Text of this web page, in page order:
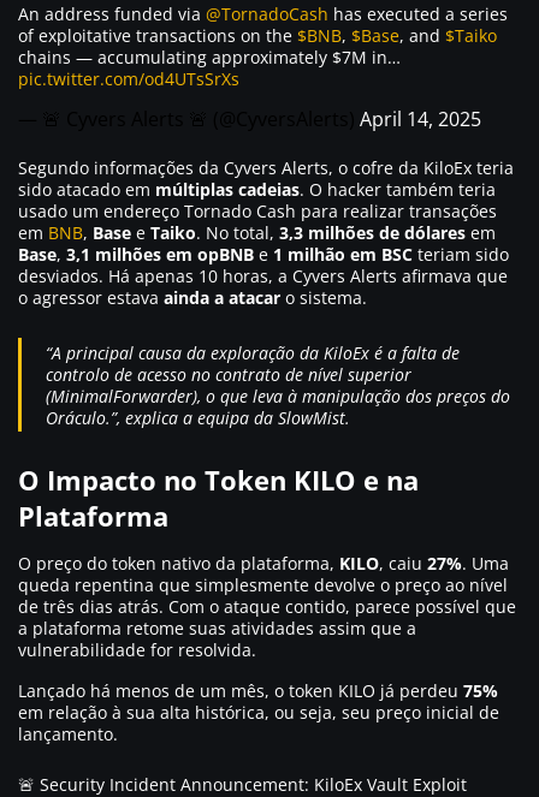
An address funded via @TornadoCash has executed a series
of exploitative transactions on the $BNB, $Base, and $Taiko
chains — accumulating approximately $7M in…
pic.twitter.com/od4UTsSrXs
April 14, 2025
Segundo informações da Cyvers Alerts, o cofre da KiloEx teria
sido atacado em múltiplas cadeias. O hacker também teria
usado um endereço Tornado Cash para realizar transações
em BNB, Base e Taiko. No total, 3,3 milhões de dólares em
Base, 3,1 milhões em opBNB e 1 milhão em BSC teriam sido
desviados. Há apenas 10 horas, a Cyvers Alerts afirmava que
o agressor estava ainda a atacar o sistema.
“A principal causa da exploração da KiloEx é a falta de
controlo de acesso no contrato de nível superior
(MinimalForwarder), o que leva à manipulação dos preços do
Oráculo.”, explica a equipa da SlowMist.
O Impacto no Token KILO e na
Plataforma
O preço do token nativo da plataforma, KILO, caiu 27%. Uma
queda repentina que simplesmente devolve o preço ao nível
de três dias atrás. Com o ataque contido, parece possível que
a plataforma retome suas atividades assim que a
vulnerabilidade for resolvida.
Lançado há menos de um mês, o token KILO já perdeu 75%
em relação à sua alta histórica, ou seja, seu preço inicial de
lançamento.
🚨 Security Incident Announcement: KiloEx Vault Exploit